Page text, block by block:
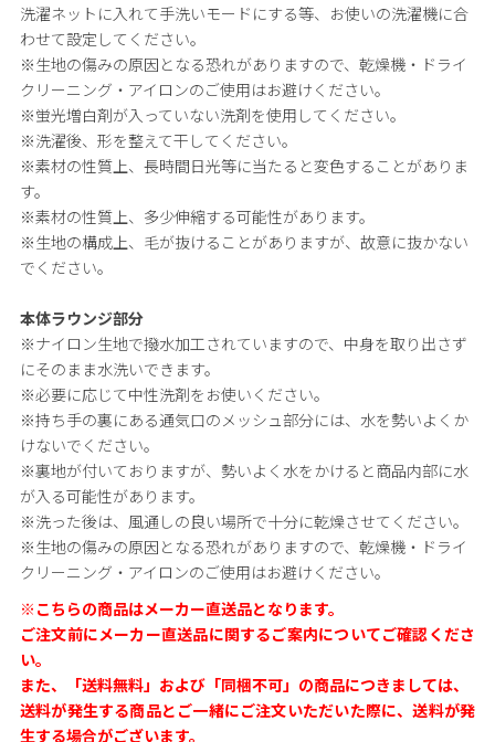
洗濯ネットに入れて手洗いモードにする等、お使いの洗濯機に合
わせて設定してください。
※生地の傷みの原因となる恐れがありますので、乾燥機・ドライ
クリーニング・アイロンのご使用はお避けください。
※蛍光増白剤が入っていない洗剤を使用してください。
※洗濯後、形を整えて干してください。
※素材の性質上、長時間日光等に当たると変色することがありま
す。
※素材の性質上、多少伸縮する可能性があります。
※生地の構成上、毛が抜けることがありますが、故意に抜かない
でください。
本体ラウンジ部分
※ナイロン生地で撥水加工されていますので、中身を取り出さず
にそのまま水洗いできます。
※必要に応じて中性洗剤をお使いください。
※持ち手の裏にある通気口のメッシュ部分には、水を勢いよくか
けないでください。
※裏地が付いておりますが、勢いよく水をかけると商品内部に水
が入る可能性があります。
※洗った後は、風通しの良い場所で十分に乾燥させてください。
※生地の傷みの原因となる恐れがありますので、乾燥機・ドライ
クリーニング・アイロンのご使用はお避けください。
※こちらの商品はメーカー直送品となります。
ご注文前にメーカー直送品に関するご案内についてご確認くださ
い。
また、「送料無料」および「同梱不可」の商品につきましては、
送料が発生する商品とご一緒にご注文いただいた際に、送料が発
生する場合がございます。